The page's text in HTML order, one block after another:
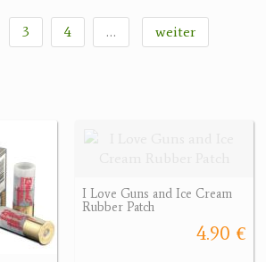
3 4 … weiter
I Love Guns and Ice Cream
Rubber Patch
4.90 €